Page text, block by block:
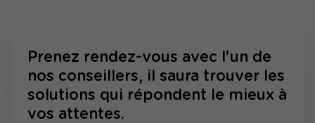
Prenez rendez-vous avec l'un de
nos conseillers, il saura trouver les
solutions qui répondent le mieux à
vos attentes.